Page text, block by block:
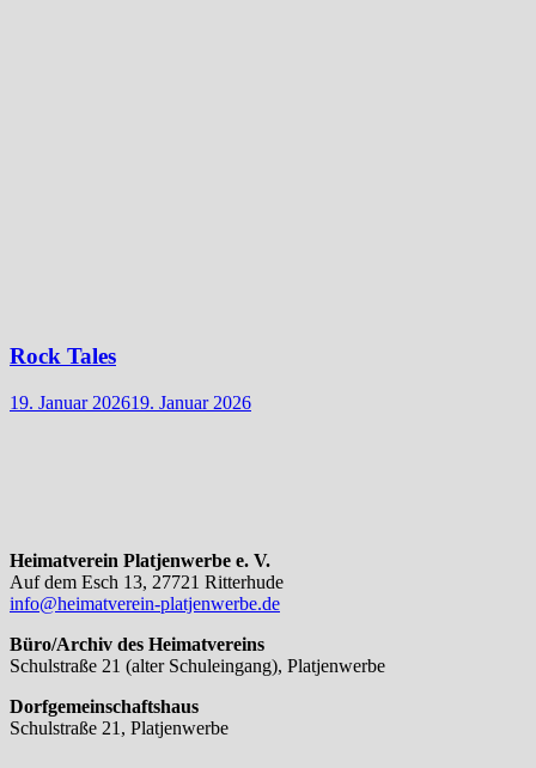
Rock Tales
19. Januar 202619. Januar 2026
Heimatverein Platjenwerbe e. V.
Auf dem Esch 13, 27721 Ritterhude
info@heimatverein-platjenwerbe.de
Büro/Archiv des Heimatvereins
Schulstraße 21 (alter Schuleingang), Platjenwerbe
Dorfgemeinschaftshaus
Schulstraße 21, Platjenwerbe